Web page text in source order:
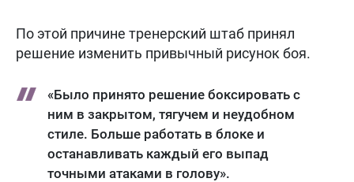
По этой причине тренерский штаб принял
решение изменить привычный рисунок боя.
«Было принято решение боксировать с
ним в закрытом, тягучем и неудобном
стиле. Больше работать в блоке и
останавливать каждый его выпад
точными атаками в голову».